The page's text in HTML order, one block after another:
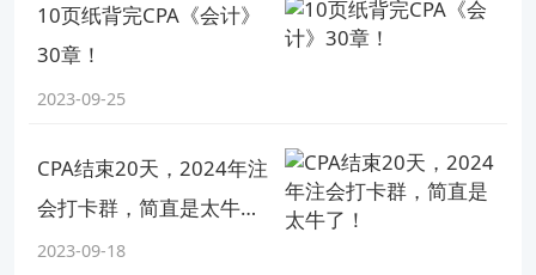
CPA六科三色笔记免费送给大家！
10页纸背完CPA《会计》
30章！
2023-09-25
CPA结束20天，2024年注
会打卡群，简直是太牛
了！
2023-09-18